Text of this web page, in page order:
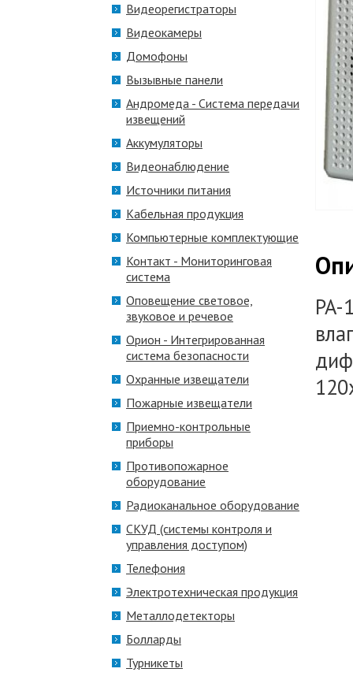
Видеорегистраторы
Видеокамеры
Домофоны
Вызывные панели
Андромеда - Система передачи
извещений
Аккумуляторы
Видеонаблюдение
Источники питания
Кабельная продукция
Компьютерные комплектующие
Контакт - Мониторинговая
система
Оповещение световое,
звуковое и речевое
Орион - Интегрированная
система безопасности
Охранные извещатели
Пожарные извещатели
Приемно-контрольные
приборы
Противопожарное
оборудование
Радиоканальное оборудование
СКУД (системы контроля и
управления доступом)
Телефония
Электротехническая продукция
Металлодетекторы
Болларды
Турникеты